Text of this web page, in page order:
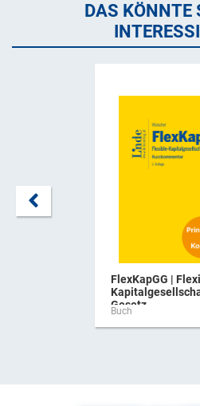
DAS KÖNNTE
FlexKapGG |
Gesetz ...
Buch